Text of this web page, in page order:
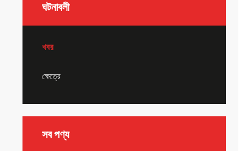
ঘটনাবলী
খবর
ক্ষেত্রে
সব পণ্য